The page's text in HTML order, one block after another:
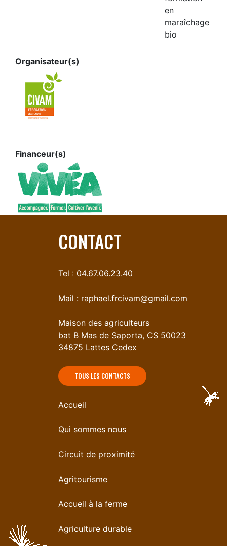
en
maraîchage
bio
Organisateur(s)
Financeur(s)
CONTACT
Tel : 04.67.06.23.40
Mail : raphael.frcivam@gmail.com
Maison des agriculteurs
bat B Mas de Saporta, CS 50023
34875 Lattes Cedex
TOUS LES CONTACTS
Accueil
Qui sommes nous
Circuit de proximité
Agritourisme
Accueil à la ferme
Agriculture durable